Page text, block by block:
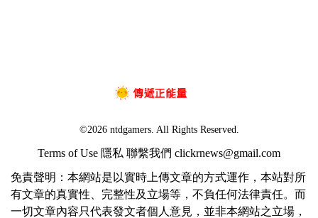
©2026 ntdgamers. All Rights Reserved.
Terms of Use 隱私 聯繫我們 clickrnews@gmail.com
免責聲明：本網站是以實時上傳文章的方式運作，本站對所
有文章的真實性、完整性及立場等，不負任何法律責任。而
一切文章內容只代表發文者個人意見，並非本網站之立場，